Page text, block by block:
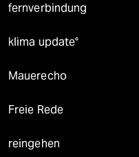
fernverbindung
klima update°
Mauerecho
Freie Rede
reingehen